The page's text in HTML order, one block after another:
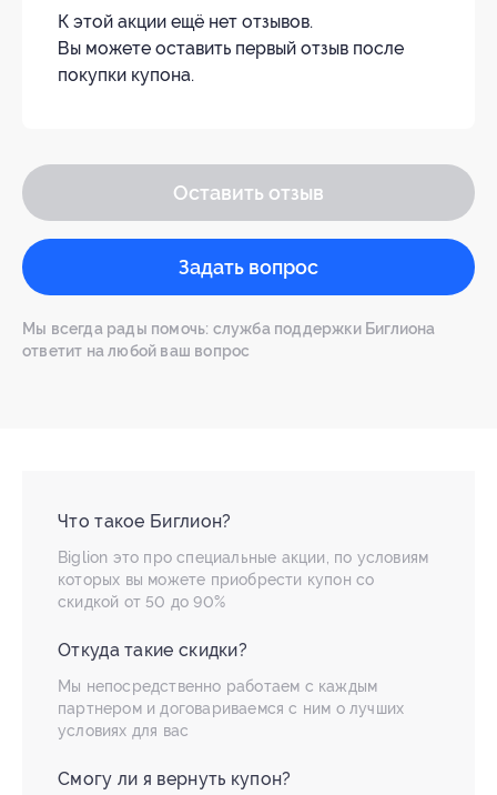
К этой акции ещё нет отзывов.
Вы можете оставить первый отзыв после
покупки купона.
Оставить отзыв
Задать вопрос
Мы всегда рады помочь: служба поддержки Биглиона
ответит на любой ваш вопрос
Что такое Биглион?
Biglion это про специальные акции, по условиям
которых вы можете приобрести купон со
скидкой от 50 до 90%
Откуда такие скидки?
Мы непосредственно работаем с каждым
партнером и договариваемся с ним о лучших
условиях для вас
Смогу ли я вернуть купон?